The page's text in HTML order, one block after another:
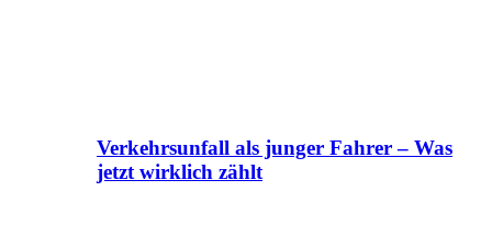
Verkehrsunfall als junger Fahrer – Was
jetzt wirklich zählt